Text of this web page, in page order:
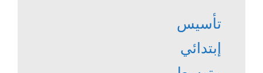
تأسيس
إبتدائي